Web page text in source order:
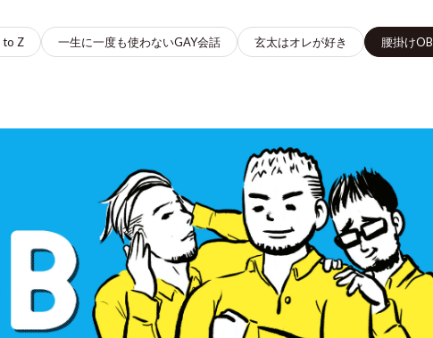
to Z 一生に一度も使わないGAY会話 玄太はオレが好き 腰掛けOB